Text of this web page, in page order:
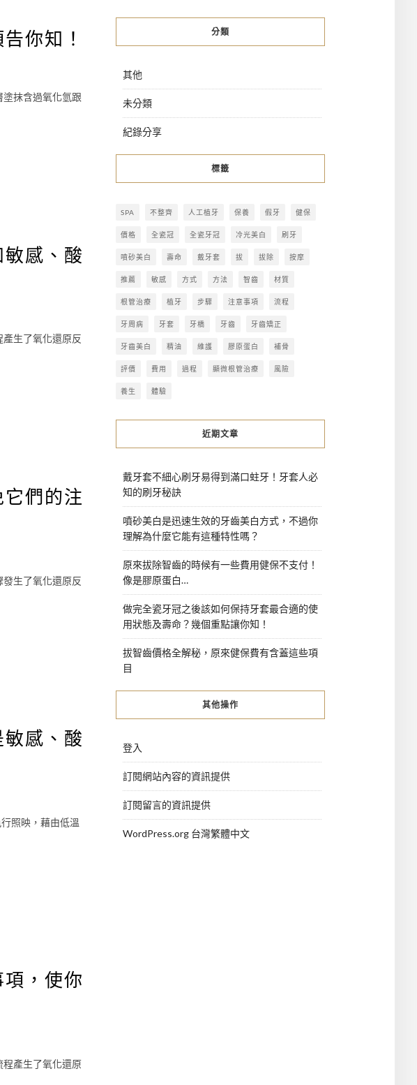
你知！
抹含過氧化氫跟
感、酸
生了氧化還原反
們的注
生了氧化還原反
感、酸
照映，藉由低溫
，使你
產生了氧化還原
分類
其他
未分類
紀錄分享
標籤
SPA 不整齊 人工植牙 保養 假牙 健保
價格 全瓷冠 全瓷牙冠 冷光美白 刷牙
噴砂美白 壽命 戴牙套 拔 拔除 按摩
推薦 敏感 方式 方法 智齒 材質
根管治療 植牙 步驟 注意事項 流程
牙周病 牙套 牙橋 牙齒 牙齒矯正
牙齒美白 精油 維護 膠原蛋白 補骨
評價 費用 過程 顯微根管治療 風險
養生 體驗
近期文章
戴牙套不細心刷牙易得到滿口蛀牙！牙套人必
知的刷牙秘訣
噴砂美白是迅速生效的牙齒美白方式，不過你
理解為什麼它能有這種特性嗎？
原來拔除智齒的時候有一些費用健保不支付！
像是膠原蛋白…
做完全瓷牙冠之後該如何保持牙套最合適的使
用狀態及壽命？幾個重點讓你知！
拔智齒價格全解秘，原來健保費有含蓋這些項
目
其他操作
登入
訂閱網站內容的資訊提供
訂閱留言的資訊提供
WordPress.org 台灣繁體中文